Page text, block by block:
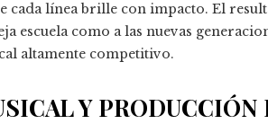
cada línea brille con impacto. El
escuela como a las nuevas
altamente competitivo.
Y PRODUCCIÓN